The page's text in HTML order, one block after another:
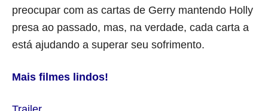
preocupar com as cartas de Gerry mantendo Holly
presa ao passado, mas, na verdade, cada carta a
está ajudando a superar seu sofrimento.
Mais filmes lindos!